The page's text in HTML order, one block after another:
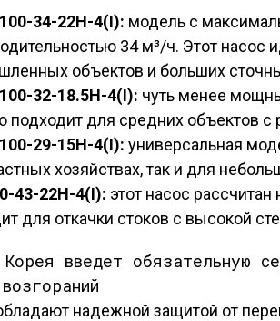
34-22H-4(I): модель с
34 м³/ч. Этот насос
объектов и больших
32-18.5H-4(I): чуть менее
подходит для средних объектов с
29-15H-4(I): универсальная
хозяйствах, так и для
43-22H-4(I): этот насос
для откачки стоков с высокой
введет обязательную
надежной защитой от